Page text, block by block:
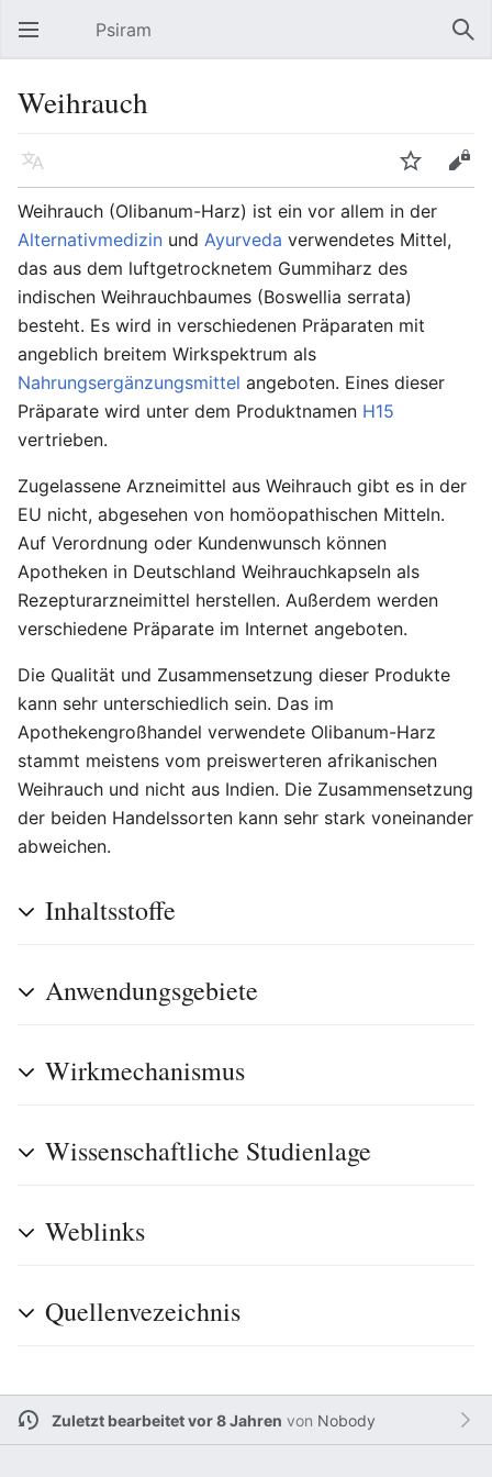
Hauptmenü öffnen Psiram
Weihrauch
Sprache Beobachten
Bearbeiten
Weihrauch (Olibanum-Harz) ist ein vor allem in der
Alternativmedizin und Ayurveda verwendetes Mittel,
das aus dem luftgetrocknetem Gummiharz des
indischen Weihrauchbaumes (Boswellia serrata)
besteht. Es wird in verschiedenen Präparaten mit
angeblich breitem Wirkspektrum als
Nahrungsergänzungsmittel angeboten. Eines dieser
Präparate wird unter dem Produktnamen H15
vertrieben.
Zugelassene Arzneimittel aus Weihrauch gibt es in der
EU nicht, abgesehen von homöopathischen Mitteln.
Auf Verordnung oder Kundenwunsch können
Apotheken in Deutschland Weihrauchkapseln als
Rezepturarzneimittel herstellen. Außerdem werden
verschiedene Präparate im Internet angeboten.
Die Qualität und Zusammensetzung dieser Produkte
kann sehr unterschiedlich sein. Das im
Apothekengroßhandel verwendete Olibanum-Harz
stammt meistens vom preiswerteren afrikanischen
Weihrauch und nicht aus Indien. Die Zusammensetzung
der beiden Handelssorten kann sehr stark voneinander
abweichen.
Inhaltsstoffe
Anwendungsgebiete
Wirkmechanismus
Wissenschaftliche Studienlage
Weblinks
Quellenvezeichnis
Zuletzt bearbeitet vor 8 Jahren von Nobody